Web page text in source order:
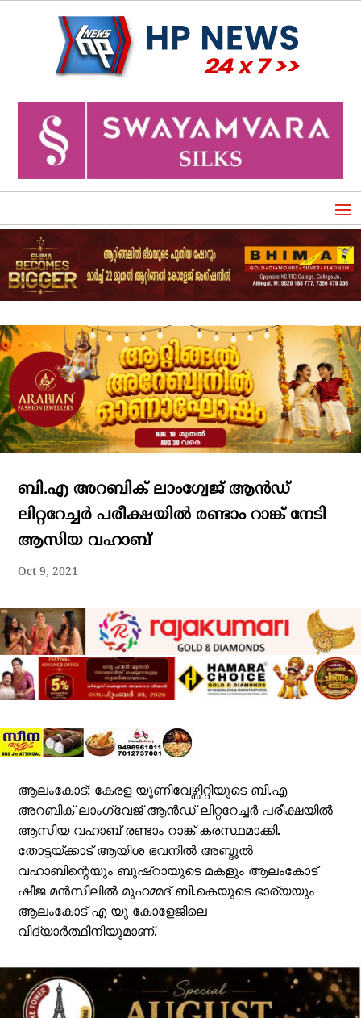
ബി.എ അറബിക് ലാംഗ്വേജ് ആൻഡ്
ലിറ്ററേച്ചർ പരീക്ഷയിൽ രണ്ടാം റാങ്ക് നേടി
ആസിയ വഹാബ്
Oct 9, 2021
ആലംകോട്: കേരള യൂണിവേഴ്സിറ്റിയുടെ ബി.എ
അറബിക് ലാംഗ്വേജ് ആൻഡ് ലിറ്ററേച്ചർ പരീക്ഷയിൽ
ആസിയ വഹാബ് രണ്ടാം റാങ്ക് കരസ്ഥമാക്കി.
തോട്ടയ്ക്കാട് ആയിശ ഭവനിൽ അബ്ദുൽ
വഹാബിന്റെയും ബുഷ്‌റായുടെ മകളും ആലംകോട്
ഷീജ മൻസിലിൽ മുഹമ്മദ്‌ ബി.കെയുടെ ഭാര്യയും
ആലംകോട് എ യു കോളേജിലെ
വിദ്യാർത്ഥിനിയുമാണ്.